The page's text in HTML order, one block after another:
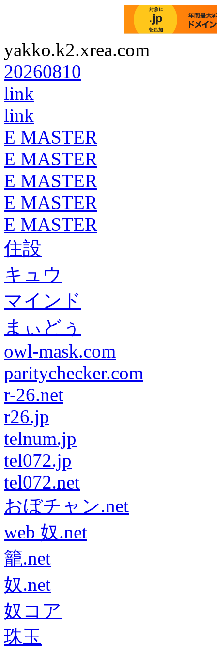
yakko.k2.xrea.com
20260810
link
link
E MASTER
E MASTER
E MASTER
E MASTER
E MASTER
住設
キュウ
マインド
まぃどぅ
owl-mask.com
paritychecker.com
r-26.net
r26.jp
telnum.jp
tel072.jp
tel072.net
おぼチャン.net
web 奴.net
籠.net
奴.net
奴コア
珠玉